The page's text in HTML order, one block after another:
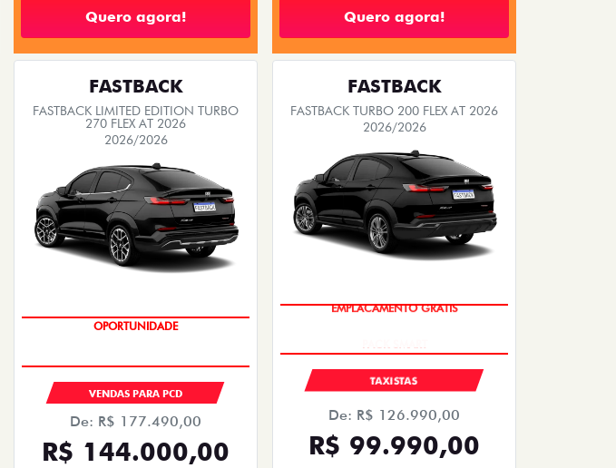
Quero agora! Quero agora!
FASTBACK
FASTBACK LIMITED EDITION TURBO
270 FLEX AT 2026
2026/2026
OPORTUNIDADE
VENDAS PARA PCD
De: R$ 177.490,00
R$ 144.000,00
FASTBACK
FASTBACK TURBO 200 FLEX AT 2026
2026/2026
EMPLACAMENTO GRÁTIS
TAXISTAS
De: R$ 126.990,00
R$ 99.990,00